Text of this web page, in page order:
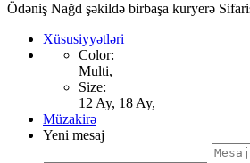
Ödəniş Nağd şəkildə birbaşa kuryerə
Xüsusiyyətləri
Color:
Multi,
Size:
12 Ay, 18 Ay,
Müzakirə
Yeni mesaj